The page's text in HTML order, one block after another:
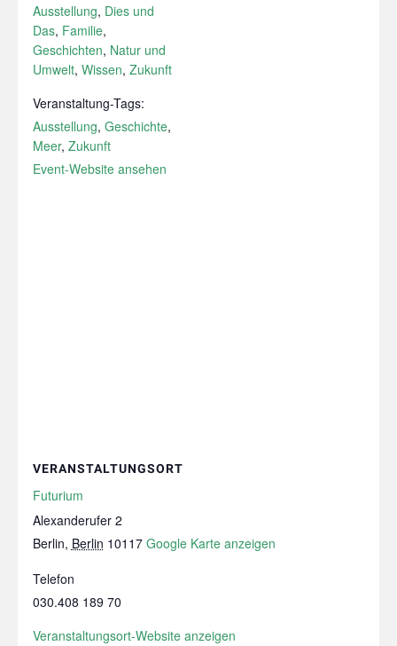
Ausstellung, Dies und
Das, Familie,
Geschichten, Natur und
Umwelt, Wissen, Zukunft
Veranstaltung-Tags:
Ausstellung, Geschichte,
Meer, Zukunft
Event-Website ansehen
VERANSTALTUNGSORT
Futurium
Alexanderufer 2
Berlin, Berlin 10117 Google Karte anzeigen
Telefon
030.408 189 70
Veranstaltungsort-Website anzeigen